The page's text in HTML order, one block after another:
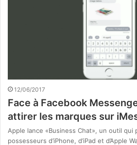
12/06/2017
Face à Facebook
attirer les marques sur
Apple lance «Business Chat», un outil qui
possesseurs d’iPhone, d’iPad et d’Apple